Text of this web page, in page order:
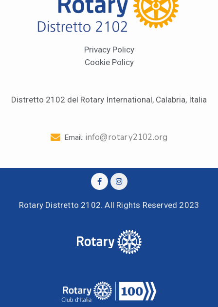
Privacy Policy
Cookie Policy
Distretto 2102 del Rotary International, Calabria, Italia
Email: info@rotary2102.org
Rotary Distretto 2102. All Rights Reserved 2023